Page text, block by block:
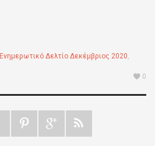
Ενημερωτικό Δελτίο Δεκέμβριος 2020,
0